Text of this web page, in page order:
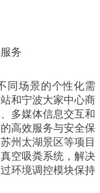
务
同场景的个性化需
和宁波大家中心商
多媒体信息交互和
高效服务与安全保
州太湖景区等项目
空吸粪系统，解决
环境调控模块保持